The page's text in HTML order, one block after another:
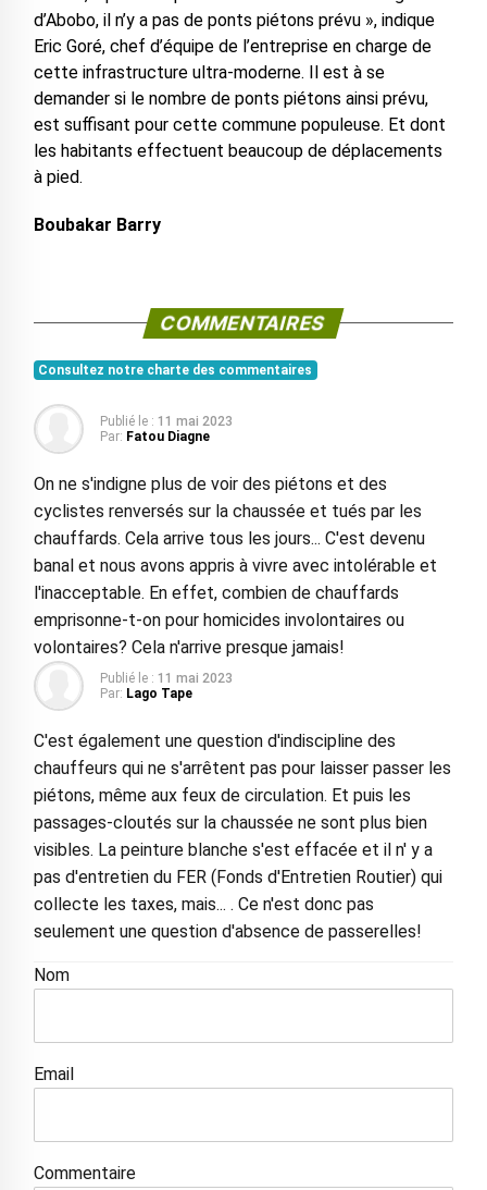
d’Abobo, il n’y a pas de ponts piétons prévu », indique
Eric Goré, chef d’équipe de l’entreprise en charge de
cette infrastructure ultra-moderne. Il est à se
demander si le nombre de ponts piétons ainsi prévu,
est suffisant pour cette commune populeuse. Et dont
les habitants effectuent beaucoup de déplacements
à pied.
Boubakar Barry
COMMENTAIRES
Consultez notre charte des commentaires
Publié le : 11 mai 2023
Par: Fatou Diagne
On ne s'indigne plus de voir des piétons et des
cyclistes renversés sur la chaussée et tués par les
chauffards. Cela arrive tous les jours... C'est devenu
banal et nous avons appris à vivre avec intolérable et
l'inacceptable. En effet, combien de chauffards
emprisonne-t-on pour homicides involontaires ou
volontaires? Cela n'arrive presque jamais!
Publié le : 11 mai 2023
Par: Lago Tape
C'est également une question d'indiscipline des
chauffeurs qui ne s'arrêtent pas pour laisser passer les
piétons, même aux feux de circulation. Et puis les
passages-cloutés sur la chaussée ne sont plus bien
visibles. La peinture blanche s'est effacée et il n' y a
pas d'entretien du FER (Fonds d'Entretien Routier) qui
collecte les taxes, mais... . Ce n'est donc pas
seulement une question d'absence de passerelles!
Nom
Email
Commentaire